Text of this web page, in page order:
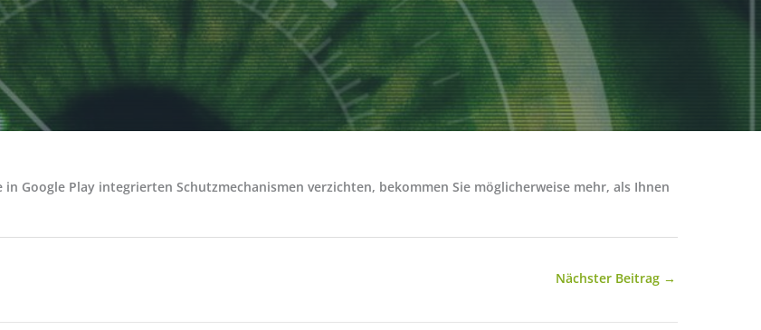
Google Play integrierten Schutzmechanismen verzichten, bekommen Sie möglicherweise mehr, als Ihnen
Nächster Beitrag →